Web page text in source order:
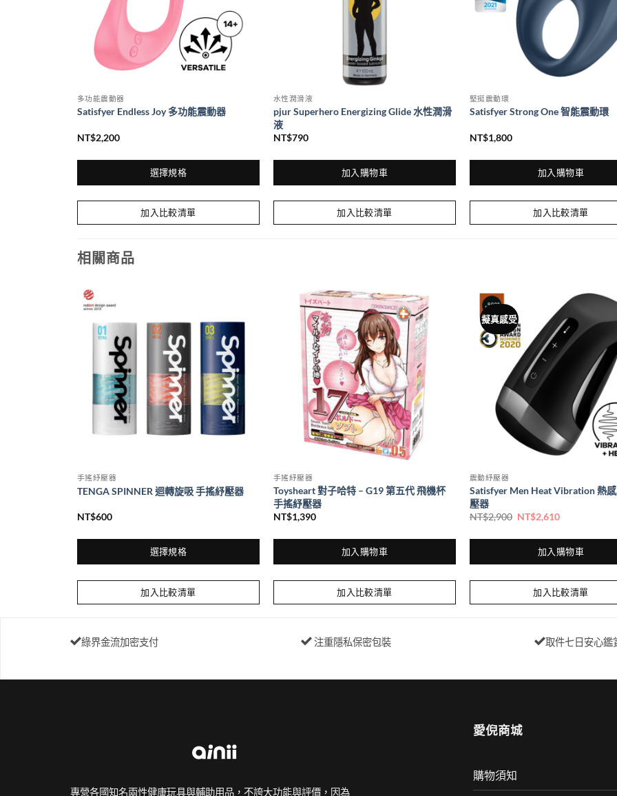
多功能震動器
Satisfyer Endless Joy 多功能震動器
NT$2,200
選擇規格
品
多
款
式。
加入比較清單
水性潤滑液
pjur Superhero Energizing Glide 水性潤滑
液
NT$790
加入購物車
加入比較清單
堅挺震動環
Satisfyer Strong One 智能震動環
NT$1,800
加入購物車
加入比較清單
相關商品
手搖紓壓器
TENGA SPINNER 迴轉旋吸 手搖紓壓器
NT$600
選擇規格
品
多
式。
加入比較清單
手搖紓壓器
Toysheart 對子哈特 – G19 第五代 飛機杯
手搖紓壓器
NT$1,390
加入購物車
加入比較清單
擬真感受
震動紓壓器
Satisfyer Men Heat Vibration 熱
壓器
NT$2,900 NT$2,610
加入購物車
加入比較清單
綠界金流加密支付 注重隱私保密包裝 取件七日安心鑑
專營各國知名兩性健康玩具與輔助用品，不誇大功能與評價，因為
愛倪商城
購物須知